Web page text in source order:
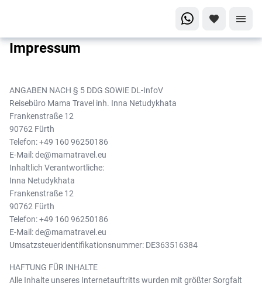
Impressum
ANGABEN NACH § 5 DDG SOWIE DL-InfoV
Reisebüro Mama Travel inh. Inna Netudykhata
Frankenstraße 12
90762 Fürth
Telefon: +49 160 96250186
E-Mail: de@mamatravel.eu
Inhaltlich Verantwortliche:
Inna Netudykhata
Frankenstraße 12
90762 Fürth
Telefon: +49 160 96250186
E-Mail: de@mamatravel.eu
Umsatzsteueridentifikationsnummer: DE363516384
HAFTUNG FÜR INHALTE
Alle Inhalte unseres Internetauftritts wurden mit größter Sorgfalt